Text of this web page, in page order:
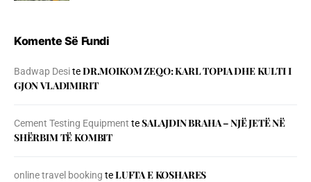
Komente Së Fundi
Badwap DesiteDR.MOIKOM ZEQO: KARL TOPIA DHE KULTI I
GJON VLADIMIRIT
Cement Testing Equipment teSALAJDIN BRAHA – NJЁ JETЁ NЁ
SHЁRBIM TЁ KOMBIT
online travel booking teLUFTA E KOSHARES